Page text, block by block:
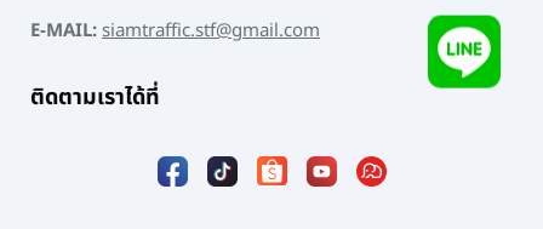
E-MAIL:siamtraffic.stf@gmail.com
ติดตามเราได้ที่